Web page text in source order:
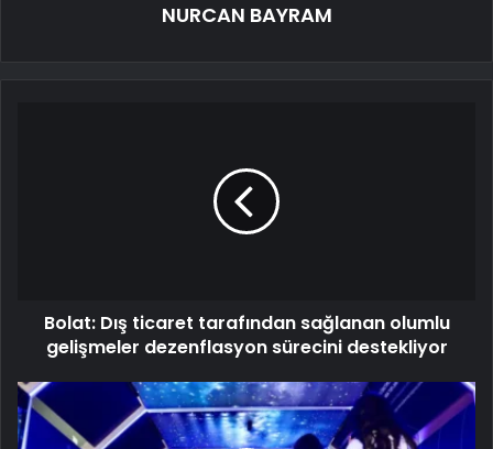
NURCAN BAYRAM
Bolat: Dış ticaret tarafından sağlanan olumlu
gelişmeler dezenflasyon sürecini destekliyor